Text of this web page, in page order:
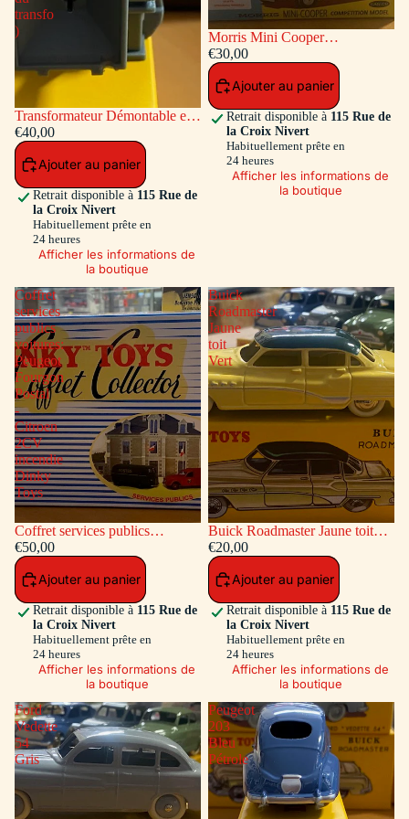
transfo
)
Transformateur Démontable en
matiére plastique Ref ADT-833
( Accessoires a l'intérieur du
transfo )
€40,00
Ajouter au panier
Retrait disponible à 115 Rue de
la Croix Nivert
Habituellement prête en
24 heures
Afficher les informations de
la boutique
Morris Mini Cooper
Competition #7 Bleu / Toit et
Capot Blanc
€30,00
Ajouter au panier
Retrait disponible à 115 Rue de
la Croix Nivert
Habituellement prête en
24 heures
Afficher les informations de
la boutique
Coffret
services
publics
voitures:
Peugeot
Fourgon
Postal
-
Citroen
2CV
incendie
Dinky
Toys
Coffret services publics
voitures: Peugeot Fourgon
Postal - Citroen 2CV incendie
Dinky Toys
€50,00
Ajouter au panier
Retrait disponible à 115 Rue de
la Croix Nivert
Habituellement prête en
24 heures
Afficher les informations de
la boutique
Buick
Roadmaster
Jaune
toit
Vert
Buick Roadmaster Jaune toit
Vert
€20,00
Ajouter au panier
Retrait disponible à 115 Rue de
la Croix Nivert
Habituellement prête en
24 heures
Afficher les informations de
la boutique
Ford
Vedette
54
Gris
Peugeot
203
Bleu
Pétrole